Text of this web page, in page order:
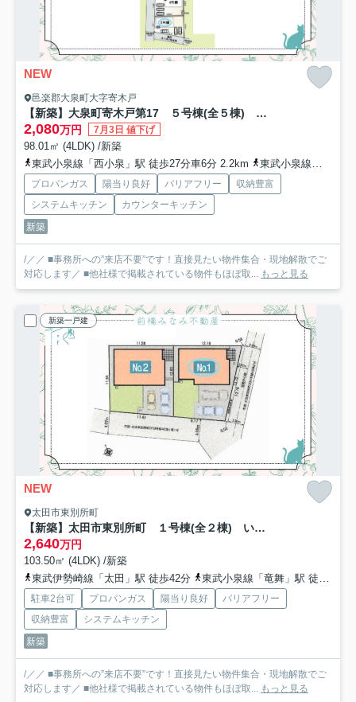
NEW
邑楽郡大泉町大字寄木戸
【新築】大泉町寄木戸第17 ５号棟(全５棟) クレイドルガーデン 新築建売分譲
2,080万円 7月3日 値下げ
98.01㎡ (4LDK) /新築
東武小泉線「西小泉」駅 徒歩27分車6分 2.2km
東武小泉線「小泉町」駅 徒歩43分
プロパンガス 陽当り良好 バリアフリー
収納豊富
システムキッチン
カウンターキッチン
新築
/／／ ■事務所への”来店不要”です！直接見たい物件集合・現地解散でご
対応します／ ■他社様で掲載されている物件もほぼ取... もっと見る
新築一戸建
NEW
太田市東別所町
【新築】太田市東別所町 １号棟(全２棟) いろどりアイタウン 新築建売分譲
2,640万円
103.50㎡ (4LDK) /新築
東武伊勢崎線「太田」駅 徒歩42分
東武小泉線「竜舞」駅 徒歩33分
駐車2台可 プロパンガス 陽当り良好
バリアフリー
収納豊富
システムキッチン
新築
/／／ ■事務所への”来店不要”です！直接見たい物件集合・現地解散でご
対応します／ ■他社様で掲載されている物件もほぼ取... もっと見る